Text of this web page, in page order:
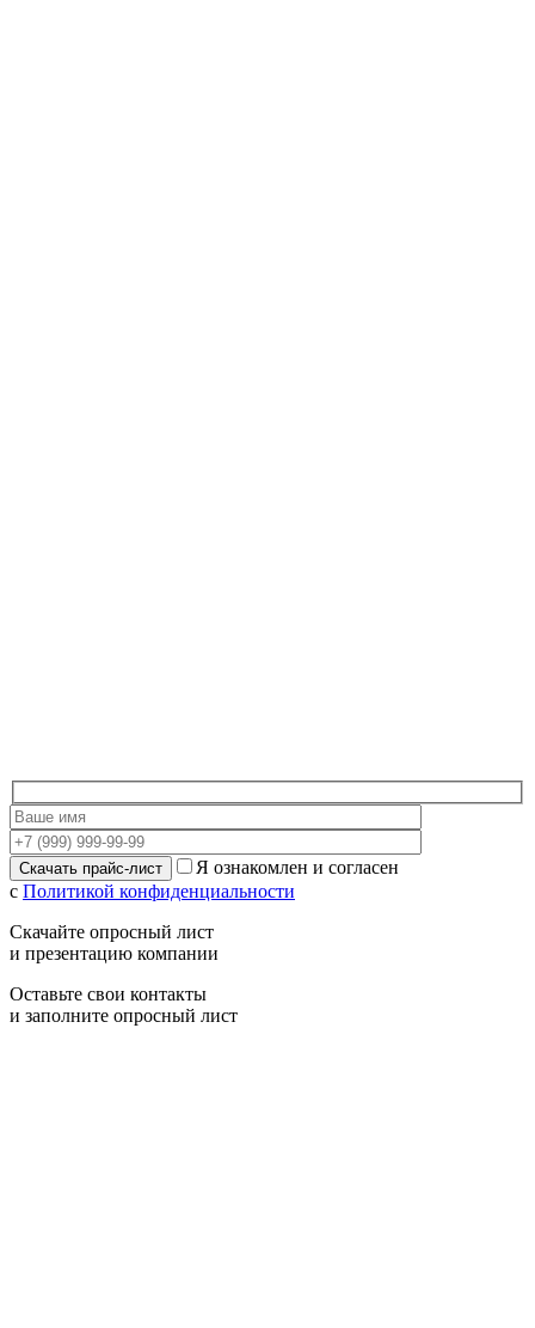
Я ознакомлен и согласен
с Политикой конфиденциальности
Скачайте опросный лист
и презентацию компании
Оставьте свои контакты
и заполните опросный лист